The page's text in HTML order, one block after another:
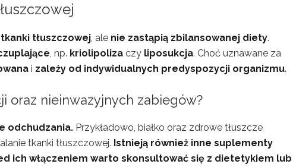
tłuszczowej, ale nie zastąpią zbilansowanej diety.
, np. kriolipoliza czy liposukcja. Choć uznawane za
i zależy od indywidualnych predyspozycji organizmu.
oraz nieinwazyjnych zabiegów?
odchudzania. Przykładowo, białko oraz zdrowe tłuszcze
tkanki tłuszczowej. Istnieją również inne suplementy
ich włączeniem warto skonsultować się z dietetykiem lub